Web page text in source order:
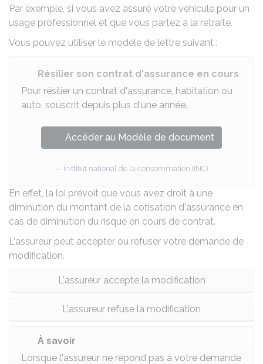
Par exemple, si vous avez assuré votre véhicule pour un
usage professionnel et que vous partez à la retraite.
Vous pouvez utiliser le modèle de lettre suivant :
Résilier son contrat d'assurance en cours
Pour résilier un contrat d'assurance, habitation ou
auto, souscrit depuis plus d'une année.
Accéder au Modèle de document
Institut national de la consommation (INC)
En effet, la loi prévoit que vous avez droit à une
diminution du montant de la cotisation d'assurance en
cas de diminution du risque en cours de contrat.
L'assureur peut accepter ou refuser votre demande de
modification.
L'assureur accepte la modification
L'assureur refuse la modification
À savoir
Lorsque l'assureur ne répond pas à votre demande